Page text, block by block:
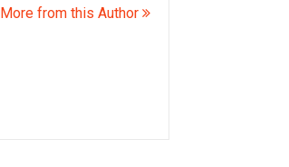
More from this Author